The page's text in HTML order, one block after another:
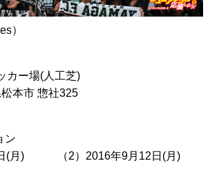
）
カー場(人工芝)
本市 惣社325
ン
日(月) （2）2016年9月12日(月)